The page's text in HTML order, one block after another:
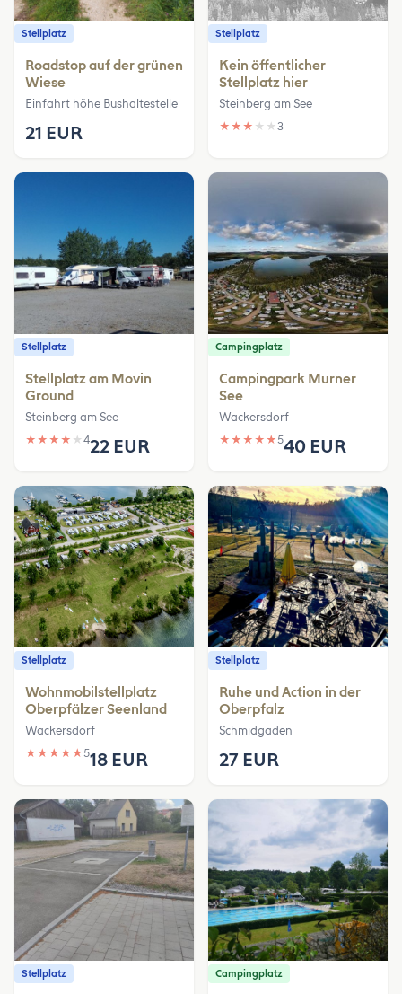
Stellplatz
Roadstop auf der grünen
Wiese
Einfahrt höhe Bushaltestelle
21 EUR
Stellplatz
Kein öffentlicher
Stellplatz hier
Steinberg am See
★ ★ ★ ★ ★ 3
Stellplatz
Stellplatz am Movin
Ground
Steinberg am See
★ ★ ★ ★ ★ 422 EUR
Campingplatz
Campingpark Murner
See
Wackersdorf
★ ★ ★ ★ ★540 EUR
Stellplatz
Wohnmobilstellplatz
Oberpfälzer Seenland
Wackersdorf
★ ★ ★ ★ ★518 EUR
Stellplatz
Ruhe und Action in der
Oberpfalz
Schmidgaden
27 EUR
Stellplatz Campingplatz